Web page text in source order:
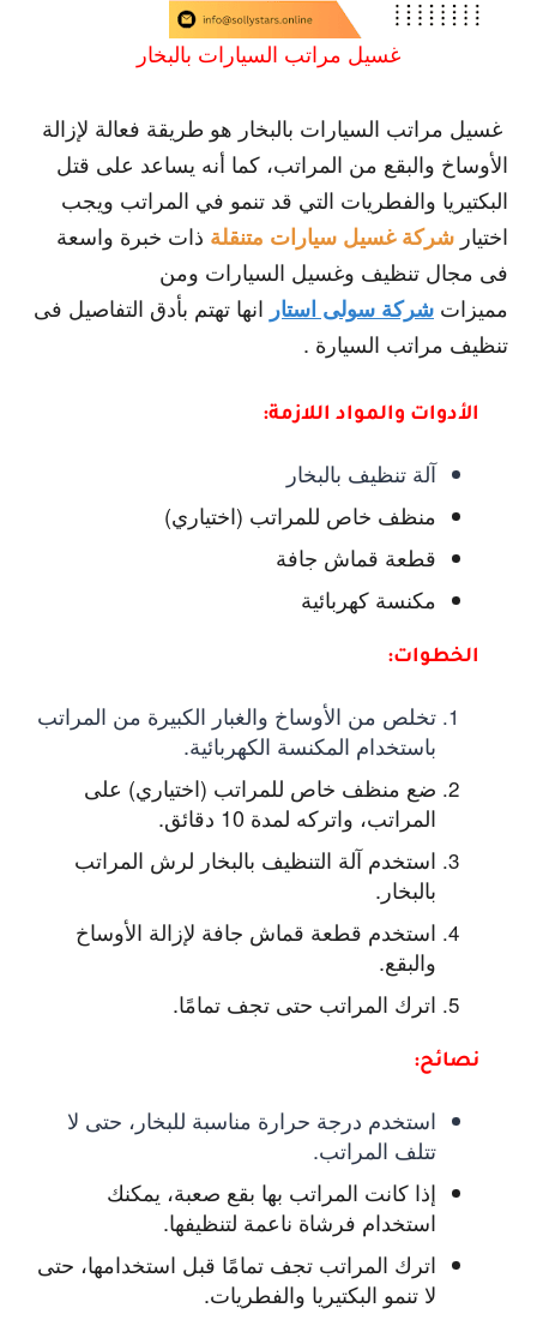
غسيل مراتب السيارات بالبخار
غسيل مراتب السيارات بالبخار هو طريقة فعالة لإزالة
الأوساخ والبقع من المراتب، كما أنه يساعد على قتل
البكتيريا والفطريات التي قد تنمو في المراتب ويجب
اختيار شركة غسيل سيارات متنقلة ذات خبرة واسعة
فى مجال تنظيف وغسيل السيارات ومن
مميزات شركة سولى استار انها تهتم بأدق التفاصيل فى
تنظيف مراتب السيارة .
الأدوات والمواد اللازمة:
آلة تنظيف بالبخار
منظف خاص للمراتب (اختياري)
قطعة قماش جافة
مكنسة كهربائية
الخطوات:
تخلص من الأوساخ والغبار الكبيرة من المراتب
باستخدام المكنسة الكهربائية.
ضع منظف خاص للمراتب (اختياري) على
المراتب، واتركه لمدة 10 دقائق.
استخدم آلة التنظيف بالبخار لرش المراتب
بالبخار.
استخدم قطعة قماش جافة لإزالة الأوساخ
والبقع.
اترك المراتب حتى تجف تمامًا.
نصائح:
استخدم درجة حرارة مناسبة للبخار، حتى لا
تتلف المراتب.
إذا كانت المراتب بها بقع صعبة، يمكنك
استخدام فرشاة ناعمة لتنظيفها.
اترك المراتب تجف تمامًا قبل استخدامها، حتى
لا تنمو البكتيريا والفطريات.